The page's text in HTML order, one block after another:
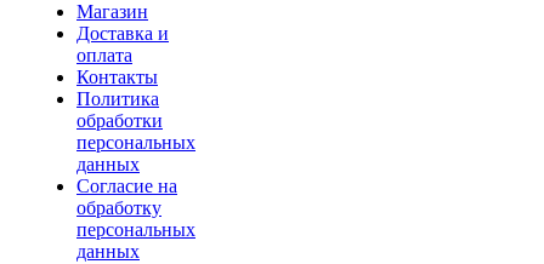
Магазин
Доставка и
оплата
Контакты
Политика
обработки
персональных
данных
Согласие на
обработку
персональных
данных